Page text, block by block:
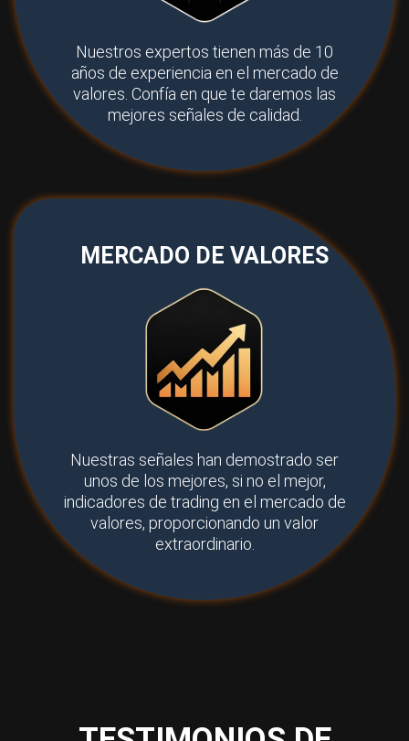
Nuestros expertos tienen más de 10
años de experiencia en el mercado de
valores. Confía en que te daremos las
mejores señales de calidad.
MERCADO DE VALORES
Nuestras señales han demostrado ser
unos de los mejores, si no el mejor,
indicadores de trading en el mercado de
valores, proporcionando un valor
extraordinario.